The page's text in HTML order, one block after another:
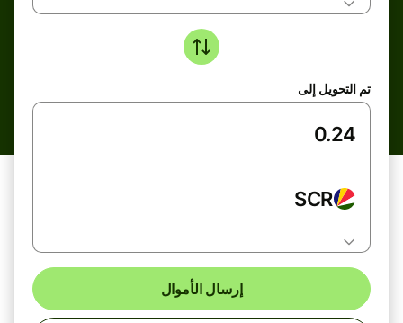
تم التحويل إلى
SCR
إرسال الأموال